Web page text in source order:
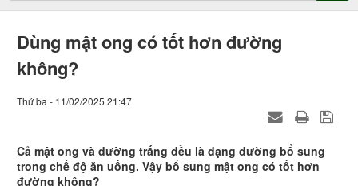
Dùng mật ong có tốt hơn đường
không?
Thứ ba - 11/02/2025 21:47
Cả mật ong và đường trắng đều là dạng đường bổ sung
trong chế độ ăn uống. Vậy bổ sung mật ong có tốt hơn
đường không?